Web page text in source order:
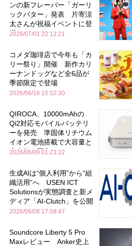
ンの新フレーバー「ガーリ
ックバター」発表 片寄涼
太さんが祝福イベントに登
場
2026/07/01 22:12:21
コメダ珈琲店で今年も「カ
リー祭り」開催 新作カリ
ーナンドッグなど全6品が
季節限定で登場
2026/06/16 15:52:30
QIROCA、10000mAhの
Qi2対応モバイルバッテリ
ーを発売 準固体リチウム
イオン電池搭載で大容量と
安全性を両立
2026/06/09 01:23:22
生成AIは“個人利用”から“組
織活用”へ USEN ICT
Solutionsが実態調査と新メ
ディア「AI-Clutch」を公開
2026/06/08 17:08:47
Soundcore Liberty 5 Pro
Maxレビュー Anker史上